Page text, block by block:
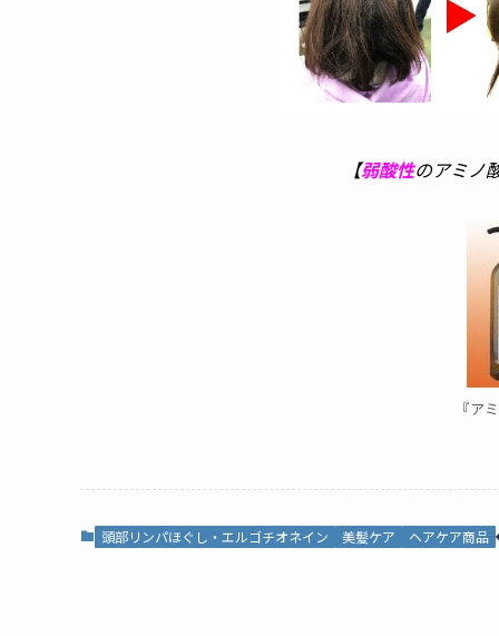
【弱酸性のアミノ
『ア
頭部リンパほぐし・エルゴチオネイン 美髪ケア ヘアケア商品